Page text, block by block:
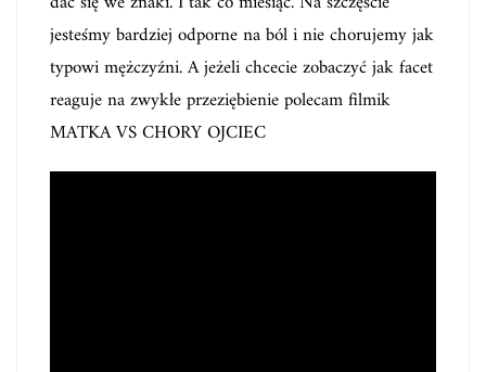
jesteśmy bardziej odporne na ból i nie chorujemy jak
typowi mężczyźni. A jeżeli chcecie zobaczyć jak facet
reaguje na zwykłe przeziębienie polecam filmik
MATKA VS CHORY OJCIEC